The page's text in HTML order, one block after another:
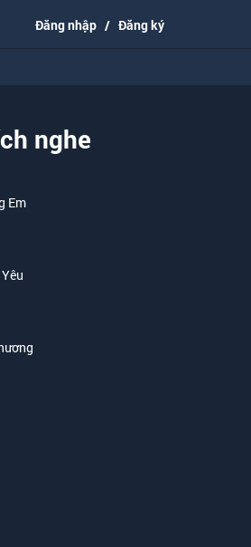
Đăng nhập / Đăng ký
nghe
Em